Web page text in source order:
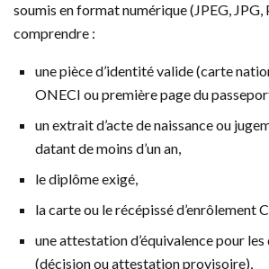
soumis en format numérique (JPEG, JPG,
comprendre :
une pièce d’identité valide (carte
ONECI ou première page du
un extrait d’acte de naissance ou
datant de moins d’un an,
le diplôme exigé,
la carte ou le récépissé d’enrôlement
une attestation d’équivalence pour
(décision ou attestation provisoire),